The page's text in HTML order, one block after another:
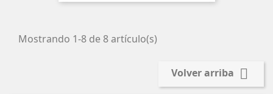
Mostrando 1-8 de 8 artículo(s)
Volver arriba 